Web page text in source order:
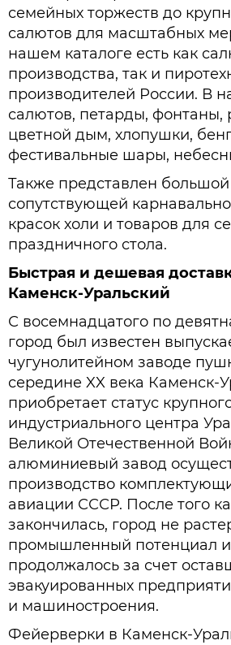
семейных торжеств до
салютов для масштабных
нашем каталоге есть как
производства, так и
производителей России. В
салютов, петарды, фонтаны,
цветной дым, хлопушки,
фестивальные шары,
Также представлен
сопутствующей
красок холи и товаров для
праздничного стола.
Быстрая и дешевая
Каменск-Уральский
С восемнадцатого по
город был известен
чугунолитейном заводе
середине XX века Каменск-
приобретает статус
индустриального центра
Великой Отечественной
алюминиевый завод
производство
авиации СССР. После того
закончилась, город не
промышленный потенциал
продолжалось за счет
эвакуированных
и машиностроения.
Фейерверки в Каменск-